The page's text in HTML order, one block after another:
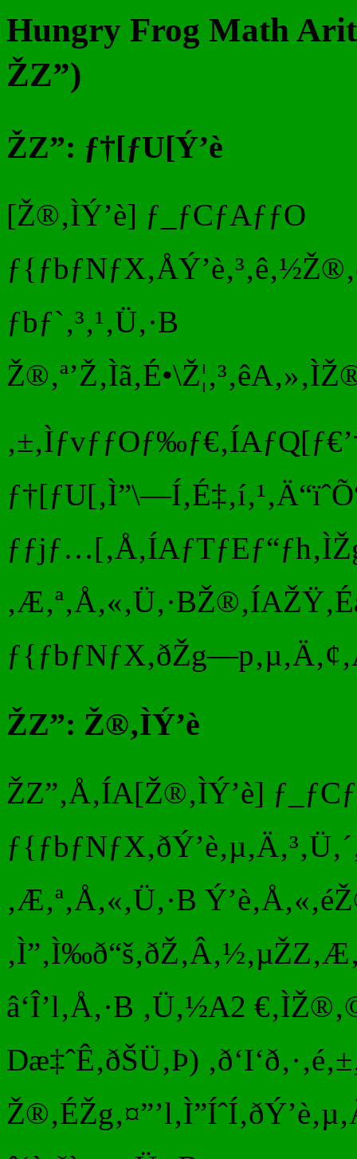
Hungry Frog Math
ŽZ”)
ŽZ”: ƒ†[ƒU[Ý’è
[Ž®‚ÌÝ’è] ƒ_ƒCƒAƒƒO
ƒbƒ`‚³‚¹‚Ü‚·B
ŽZ”: Ž®‚ÌÝ’è
ŽZ”‚Å‚ÍA[Ž®‚ÌÝ’è]
‚Æ‚ª‚Å‚«‚Ü‚·B
â‘Î’l‚Å‚·B ‚Ü‚½A2
Dæ‡ˆÊ‚ðŠÜ‚Þ)